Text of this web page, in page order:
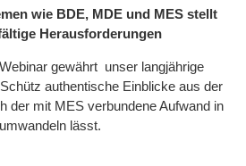
wie BDE, MDE und MES stellt
Herausforderungen
gewährt unser langjährige
authentische Einblicke aus der
der mit MES verbundene Aufwand in
lässt.